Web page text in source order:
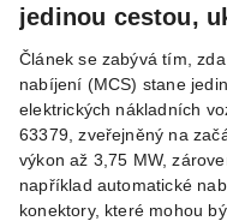
jedinou cestou,
Článek se zabývá tím,
nabíjení (MCS) stane
elektrických nákladních
63379, zveřejněný na
výkon až 3,75 MW,
například automatické
konektory, které mohou